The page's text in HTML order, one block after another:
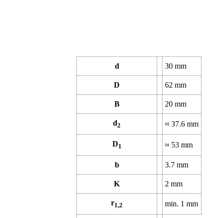
d 30 mm
D 62 mm
B 20 mm
d2 ≈ 37.6 mm
D1 ≈ 53 mm
b 3.7 mm
K 2 mm
r1,2 min. 1 mm